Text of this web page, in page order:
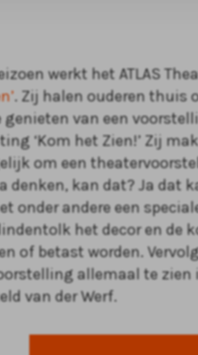
werkt het ATLAS
. Zij halen ouderen thuis
van een
‘Kom het Zien!’ Zij
om een
denken, kan dat? Ja dat
onder andere een
het decor en de
of betast worden.
allemaal te zien
van der Werf.